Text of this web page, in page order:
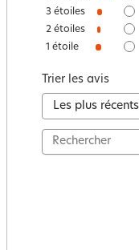
3 étoiles
2 étoiles
1 étoile
Trier les avis